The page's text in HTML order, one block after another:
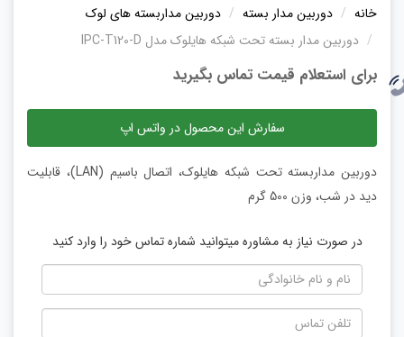
خانه دوربین مدار بسته
دوربین مداربسته های لوک
دوربین مدار بسته تحت شبکه هایلوک مدل IPC-T120-D
برای استعلام قیمت تماس بگیرید
سفارش این محصول در واتس اپ
دوربین مداربسته تحت شبکه هایلوک، اتصال باسیم (LAN)، قابلیت
دید در شب، وزن 500 گرم
در صورت نیاز به مشاوره میتوانید شماره تماس خود را وارد کنید